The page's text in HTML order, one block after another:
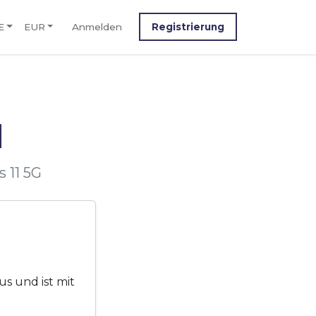
EUR Anmelden Registrierung
5G
und ist mit